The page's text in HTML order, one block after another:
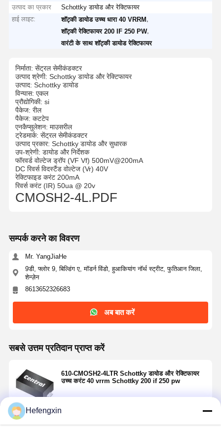
उत्पाद का प्रकार
Schottky डायोड और रेक्टिफायर
हाई लाइट:
शॉट्की डायोड उच्च धारा 40 VRRM
शॉट्की रेक्टिफायर 200 IF 250 PW,
वारंटी के साथ शॉट्की डायोड रेक्टिफायर
निर्माता: सेंट्रल सेमीकंडक्टर
उत्पाद श्रेणी: Schottky डायोड और रेक्टिफायर
उत्पाद: Schottky डायोड
विन्यास: एकल
प्रौद्योगिकी: si
पैकेज: रील
पैकेज: कटटेप
एनकैप्सुलेशन: माउसरील
ट्रेडमार्क: सेंट्रल सेमीकंडक्टर
उत्पाद प्रकार: Schottky डायोड और सुधारक
उप-श्रेणी: डायोड और निर्देशक
फॉरवर्ड वोल्टेज ड्रॉप (VF Vf) 500mV@200mA
DC रिवर्स विदस्टैंड वोल्टेज (Vr) 40V
रेक्टिफाइड करंट 200mA
रिवर्स करंट (IR) 50ua @ 20v
CMOSH2-4L.PDF
सम्पर्क करने का विवरण
Mr. YangJiaHe
9डी, फ्लोर 9, बिल्डिंग ए, मॉडर्न विंडो, हुआकियांग नॉर्थ स्ट्रीट, फुतिआन जिला,
शेन्ज़ेन
8613652326683
अब बात करें
सबसे उत्तम प्रतिदान प्राप्त करें
610-CMOSH2-4LTR Schottky डायोड और रेक्टिफायर
उच्च करंट 40 vrrm Schottky 200 if 250 pw
जारी रखें
Hefengxin